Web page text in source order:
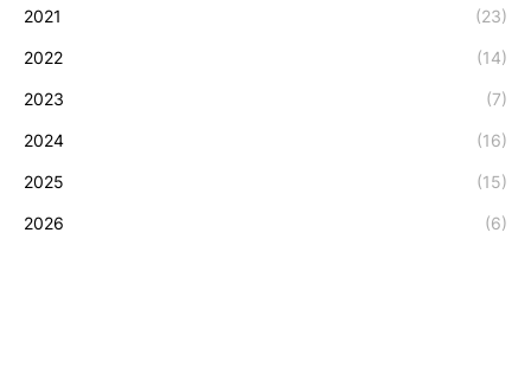
2021 (23)
2022 (14)
2023 (7)
2024 (16)
2025 (15)
2026 (6)